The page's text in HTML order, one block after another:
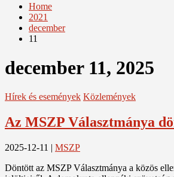
Home
2021
december
11
december 11, 2025
Hírek és események Közlemények
Az MSZP Választmánya
2025-12-11 | MSZP
Döntött az MSZP Választmánya a közös